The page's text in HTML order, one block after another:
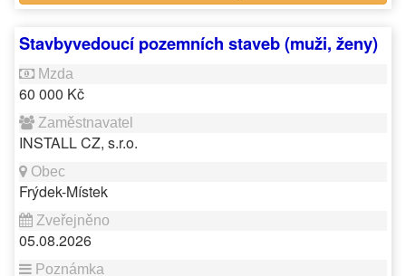
Stavbyvedoucí pozemních staveb (muži, ženy)
60 000 Kč
INSTALL CZ, s.r.o.
Frýdek-Místek
05.08.2026